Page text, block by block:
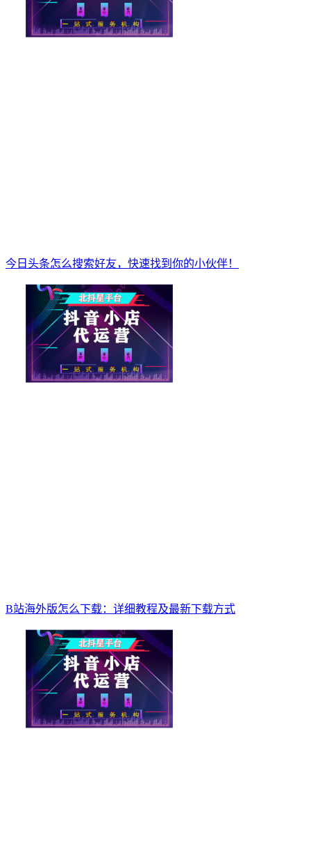
今日头条怎么搜索好友，快速找到你的小伙伴！
B站海外版怎么下载：详细教程及最新下载方式